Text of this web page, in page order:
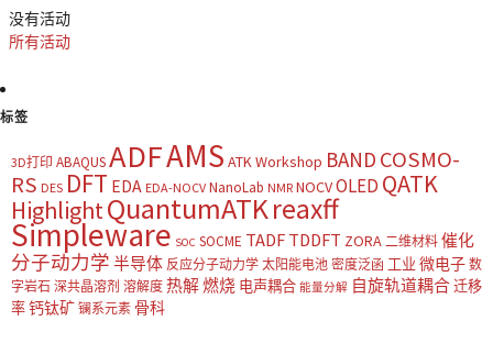
没有活动
所有活动
标签
3D打印 ABAQUSADFAMS ATK Workshop BAND COSMO-
RS DES DFT EDA EDA-NOCV NanoLab NMR NOCVOLED QATK
HighlightQuantumATKreaxff
Simpleware SOC SOCME TADF TDDFT ZORA 二维材料 催化
分子动力学 半导体 反应分子动力学 太阳能电池 密度泛函 工业 微电子 数
字岩石 深共晶溶剂 溶解度 热解燃烧 电声耦合 能量分解 自旋轨道耦合迁移
率钙钛矿 镧系元素 骨科